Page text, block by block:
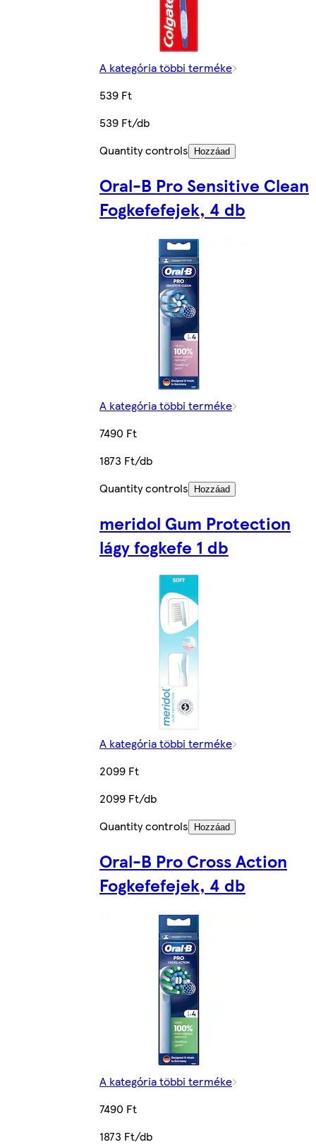
A kategória többi terméke
539 Ft
539 Ft/db
Quantity controls
Hozzáad
Oral-B Pro Sensitive Clean
Fogkefefejek, 4 db
A kategória többi terméke
7490 Ft
1873 Ft/db
Quantity controls
Hozzáad
meridol Gum Protection
lágy fogkefe 1 db
A kategória többi terméke
2099 Ft
2099 Ft/db
Quantity controls
Hozzáad
Oral-B Pro Cross Action
Fogkefefejek, 4 db
A kategória többi terméke
7490 Ft
1873 Ft/db